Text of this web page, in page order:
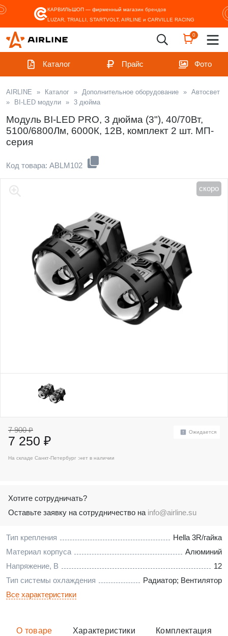
КАРВИЛЬШОП — фирменный магазин брендов
LUZAR, TRIALLI, STARTVOLT, AIRLINE и CARVILLE RACING
0
Каталог Прайс Фото
AIRLINE » Каталог » Дополнительное оборудование » Автосвет
»
BI-LED модули » 3 дюйма
Модуль BI-LED PRO, 3 дюйма (3"), 40/70Вт,
5100/6800Лм, 6000К, 12В, комплект 2 шт. МП-
серия
Код товара: ABLM102
скоро
Тип крепления
Hella 3R/гайка
Материал корпуса
Алюминий
Напряжение, В
12
Тип системы охлаждения
Радиатор; Вентилятор
Все характеристики
7 900 ₽
7 250 ₽
Ожидается
На складе Санкт-Петербург :нет в наличии
Хотите сотрудничать?
Оставьте заявку на сотрудничество на info@airline.su
О товаре Характеристики Комплектация